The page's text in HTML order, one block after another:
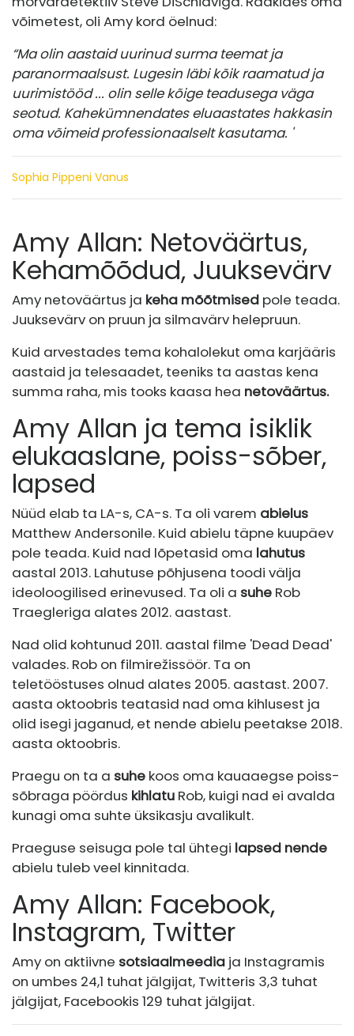
võimetest, oli Amy kord öelnud:
“Ma olin aastaid uurinud surma teemat ja
paranormaalsust. Lugesin läbi kõik raamatud ja
uurimistööd ... olin selle kõige teadusega väga
seotud. Kahekümnendates eluaastates hakkasin
oma võimeid professionaalselt kasutama. '
Sophia Pippeni Vanus
Amy Allan: Netoväärtus,
Kehamõõdud, Juuksevärv
Amy netoväärtus ja keha mõõtmised pole teada.
Juuksevärv on pruun ja silmavärv helepruun.
Kuid arvestades tema kohalolekut oma karjääris
aastaid ja telesaadet, teeniks ta aastas kena
summa raha, mis tooks kaasa hea netoväärtus.
Amy Allan ja tema isiklik
elukaaslane, poiss-sõber,
lapsed
Nüüd elab ta LA-s, CA-s. Ta oli varem abielus
Matthew Andersonile. Kuid abielu täpne kuupäev
pole teada. Kuid nad lõpetasid oma lahutus
aastal 2013. Lahutuse põhjusena toodi välja
ideoloogilised erinevused. Ta oli a suhe Rob
Traegleriga alates 2012. aastast.
Nad olid kohtunud 2011. aastal filme 'Dead Dead'
valades. Rob on filmirežissöör. Ta on
teletööstuses olnud alates 2005. aastast. 2007.
aasta oktoobris teatasid nad oma kihlusest ja
olid isegi jaganud, et nende abielu peetakse 2018.
aasta oktoobris.
Praegu on ta a suhe koos oma kauaaegse poiss-
sõbraga pöördus kihlatu Rob, kuigi nad ei avalda
kunagi oma suhte üksikasju avalikult.
Praeguse seisuga pole tal ühtegi lapsed nende
abielu tuleb veel kinnitada.
Amy Allan: Facebook,
Instagram, Twitter
Amy on aktiivne sotsiaalmeedia ja Instagramis
on umbes 24,1 tuhat jälgijat, Twitteris 3,3 tuhat
jälgijat, Facebookis 129 tuhat jälgijat.